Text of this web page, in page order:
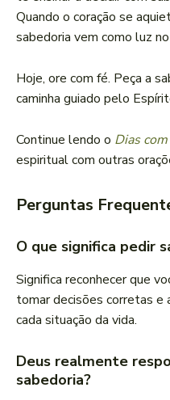
Quando o coração se
sabedoria vem como luz
Hoje, ore com fé. Peça a
caminha guiado pelo
Continue lendo o Dias
espiritual com outras
Perguntas
O que significa pedir
Significa reconhecer que
tomar decisões corretas e
cada situação da vida.
Deus realmente
sabedoria?